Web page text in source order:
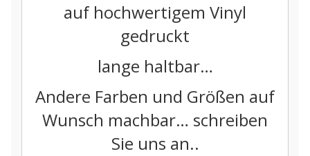
auf hochwertigem Vinyl
gedruckt
lange haltbar…
Andere Farben und Größen auf
Wunsch machbar… schreiben
Sie uns an..